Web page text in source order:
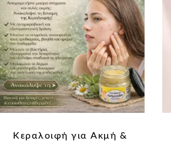
Κεραλοιφή για Aκμή &